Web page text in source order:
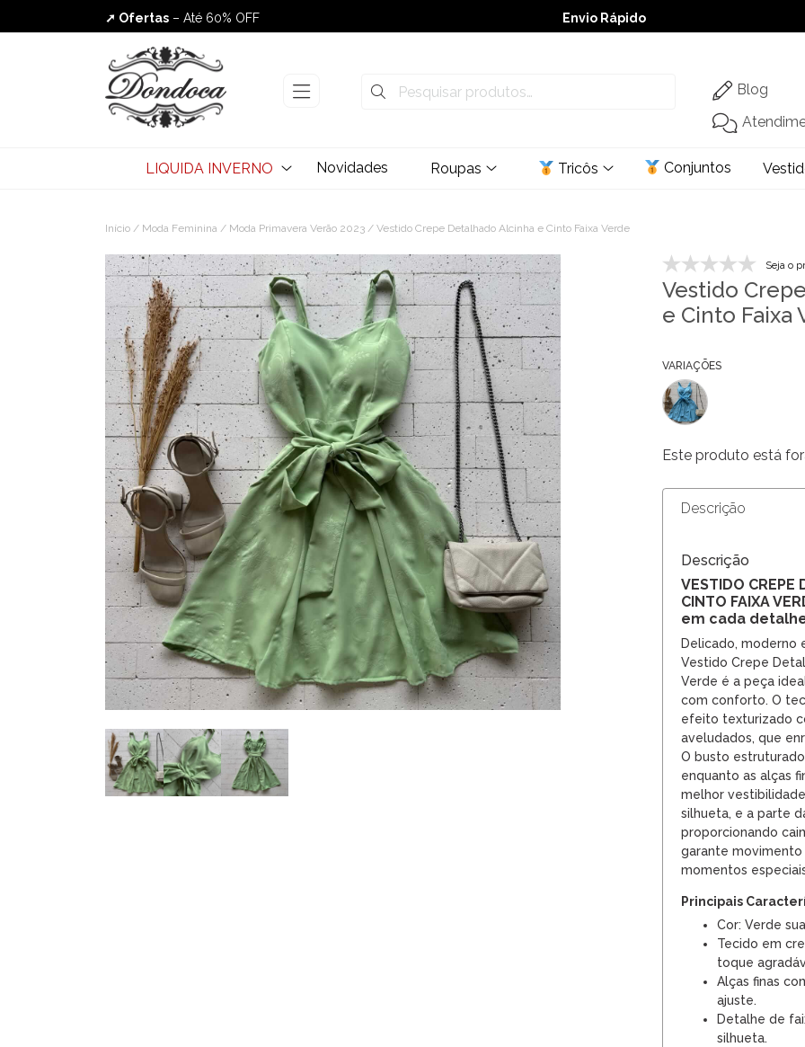
➚ Ofertas – Até 60% OFF
Envio Rápido
Envio Rápido
➚ Ofertas– Até 60% OFF
Blog
LIQUIDA INVERNO Novidades Roupas Tricôs Conjuntos
Início / Moda Feminina / Moda Primavera Verão 2023 / Vestido Crepe Detalhado Alcinha e Cinto Faixa Verde
Seja o
Vestido
e Cinto Faixa
VARIAÇÕES
Este produto está
Descrição
Descrição
VESTIDO CREPE
CINTO FAIXA
em cada
Delicado, moderno
Vestido Crepe
Verde é a peça
com conforto. O
efeito texturizado
aveludados, que
O busto
enquanto as alças
melhor
silhueta, e a parte
proporcionando
garante
momentos
Principais
Cor: Verde
Tecido em
toque
Alças finas
ajuste.
Detalhe de
silhueta.